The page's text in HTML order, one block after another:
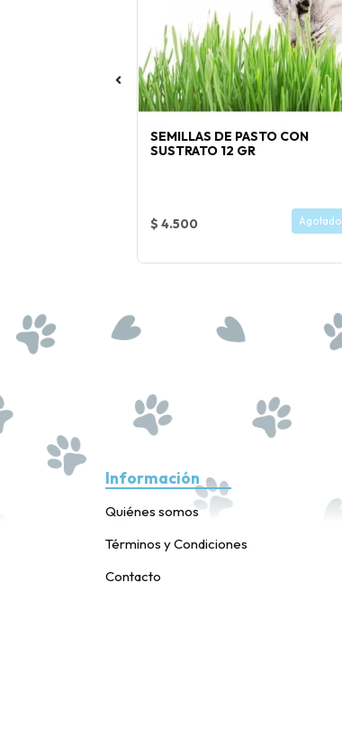
SEMILLAS DE PASTO CON
SUSTRATO 12 GR
$ 4.500 Agotado
Información
Quiénes somos
Términos y Condiciones
Contacto